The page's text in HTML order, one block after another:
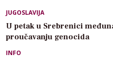
JUGOSLAVIJA
U petak u Srebrenici
proučavanju genocida
INFO